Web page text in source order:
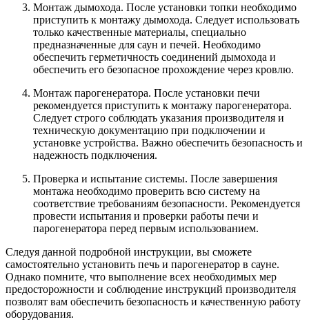
Монтаж дымохода. После установки топки необходимо
приступить к монтажу дымохода. Следует использовать
только качественные материалы, специально
предназначенные для саун и печей. Необходимо
обеспечить герметичность соединений дымохода и
обеспечить его безопасное прохождение через кровлю.
Монтаж парогенератора. После установки печи
рекомендуется приступить к монтажу парогенератора.
Следует строго соблюдать указания производителя и
техническую документацию при подключении и
установке устройства. Важно обеспечить безопасность и
надежность подключения.
Проверка и испытание системы. После завершения
монтажа необходимо проверить всю систему на
соответствие требованиям безопасности. Рекомендуется
провести испытания и проверки работы печи и
парогенератора перед первым использованием.
Следуя данной подробной инструкции, вы сможете
самостоятельно установить печь и парогенератор в сауне.
Однако помните, что выполнение всех необходимых мер
предосторожности и соблюдение инструкций производителя
позволят вам обеспечить безопасность и качественную работу
оборудования.